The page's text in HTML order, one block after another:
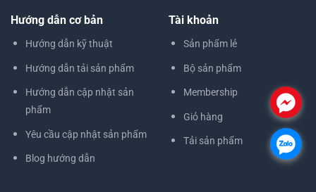
Hướng dẫn cơ bản
Hướng dẫn kỹ thuật
Hướng dẫn tải sản phẩm
Hướng dẫn cập nhật sản
phẩm
Yêu cầu cập nhật sản phẩm
Blog hướng dẫn
Tài khoản
Sản phẩm lẻ
Bộ sản phẩm
Membership
Giỏ hàng
Tải sản phẩm
.
.